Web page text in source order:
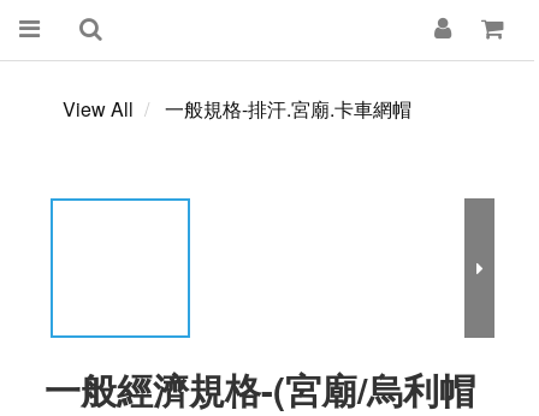
View All 一般規格-排汗.宮廟.卡車網帽
一般經濟規格-(宮廟/烏利帽